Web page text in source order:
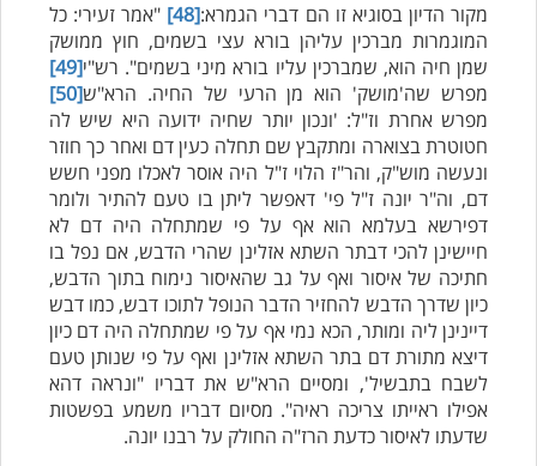
מקור הדיון בסוגיא זו הם דברי הגמרא:[48]
"אמר זעירי: כל
המוגמרות מברכין עליהן בורא עצי בשמים, חוץ ממושק
שמן חיה הוא, שמברכין עליו בורא מיני בשמים". רש"י[49]
מפרש שה'מושק' הוא מן הרעי של החיה. הרא"ש[50]
מפרש אחרת וז"ל: 'ונכון יותר שחיה ידועה היא שיש לה
חטוטרת בצוארה ומתקבץ שם תחלה כעין דם ואחר כך חוזר
ונעשה מוש"ק, והר"ז הלוי ז"ל היה אוסר לאכלו מפני חשש
דם, וה"ר יונה ז"ל פי' דאפשר ליתן בו טעם להתיר ולומר
דפירשא בעלמא הוא אף על פי שמתחלה היה דם לא
חיישינן להכי דבתר השתא אזלינן שהרי הדבש, אם נפל בו
חתיכה של איסור ואף על גב שהאיסור נימוח בתוך הדבש,
כיון שדרך הדבש להחזיר הדבר הנופל לתוכו דבש, כמו דבש
דיינינן ליה ומותר, הכא נמי אף על פי שמתחלה היה דם כיון
דיצא מתורת דם בתר השתא אזלינן ואף על פי שנותן טעם
לשבח בתבשיל', ומסיים הרא"ש את דבריו "ונראה דהא
אפילו ראייתו צריכה ראיה". מסיום דבריו משמע בפשטות
שדעתו לאיסור כדעת הרז"ה החולק על רבנו יונה.